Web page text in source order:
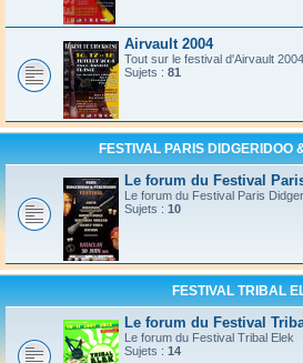
Airvault 2004
Tout sur le festival d'Airvault 2004.
Sujets : 81
FESTIVAL PARIS DIDGERIDOO
Le forum du Festival
Le forum du Festival Paris
Sujets : 10
FESTIVAL TRIBAL
Le forum du Festival
Le forum du Festival Tribal Elek
Sujets : 14